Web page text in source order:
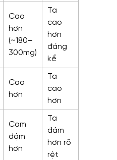
Cao
hơn
(~180–
300mg)
Ta
cao
hơn
đáng
kể
Cao
hơn
Ta
cao
hơn
Cam
đậm
hơn
Ta
đậm
hơn rõ
rệt